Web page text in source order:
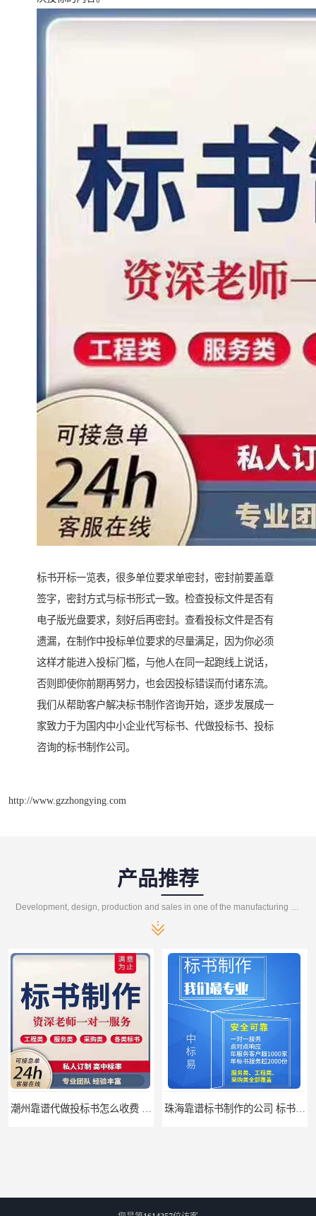
标书开标一览表，很多单位要求单密封，密封前要盖章
签字，密封方式与标书形式一致。检查投标文件是否有
电子版光盘要求，刻好后再密封。查看投标文件是否有
遗漏，在制作中投标单位要求的尽量满足，因为你必须
这样才能进入投标门槛，与他人在同一起跑线上说话，
否则即使你前期再努力，也会因投标错误而付诸东流。
我们从帮助客户解决标书制作咨询开始，逐步发展成一
家致力于为国内中小企业代写标书、代做投标书、投标
咨询的标书制作公司。
http://www.gzzhongying.com
产品推荐